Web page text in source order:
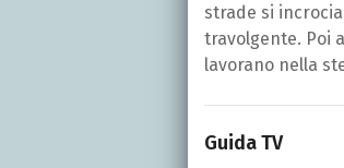
strade si
travolgente. Poi
lavorano nella
Guida TV